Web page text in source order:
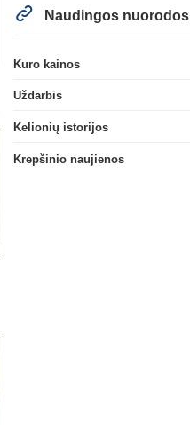
Naudingos nuorodos
Kuro kainos
Uždarbis
Kelionių istorijos
Krepšinio naujienos